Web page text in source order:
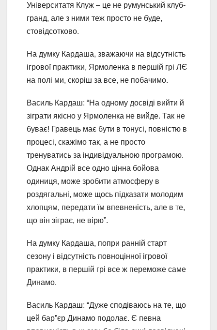
Університатя Клуж – це не румунський клуб-
гранд, але з ними теж просто не буде,
стовідсотково.
На думку Кардаша, зважаючи на відсутність
ігрової практики, Ярмоленка в першій грі ЛЄ
на полі ми, скоріш за все, не побачимо.
Василь Кардаш: “На одному досвіді вийти й
зіграти якісно у Ярмоленка не вийде. Так не
буває! Гравець має бути в тонусі, повністю в
процесі, скажімо так, а не просто
тренуватись за індивідуальною програмою.
Однак Андрій все одно цінна бойова
одиниця, може зробити атмосферу в
роздягальні, може щось підказати молодим
хлопцям, передати їм впевненість, але в те,
що він зіграє, не вірю”.
На думку Кардаша, попри ранній старт
сезону і відсутність повноцінної ігрової
практики, в першій грі все ж переможе саме
Динамо.
Василь Кардаш: “Дуже сподіваюсь на те, що
цей бар”єр Динамо подолає. Є певна